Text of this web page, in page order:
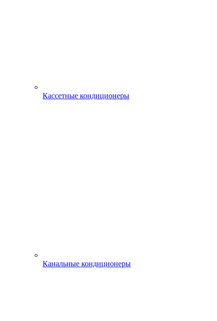
Кассетные кондиционеры
Канальные кондиционеры